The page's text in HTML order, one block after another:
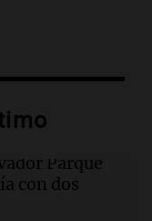
al país el
las políticas
acceso a la
Parque
con dos